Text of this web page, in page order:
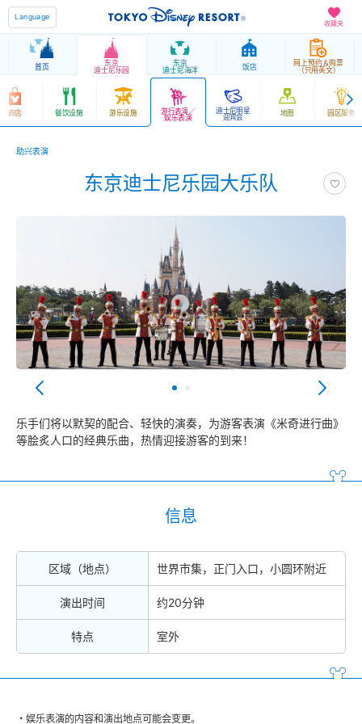
收藏夹
Language
首页 东京
迪士尼乐园
东京
迪士尼海洋 饭店 网上预约＆购票
（只用英文）
商店 餐饮设施 游乐设施 游行表演／
娱乐表演
迪士尼明星
迎宾会 地图 园区服务
助兴表演
东京迪士尼乐园大乐队
乐手们将以默契的配合、轻快的演奏，为游客表演《米奇进行曲》
等脍炙人口的经典乐曲，热情迎接游客的到来！
信息
区域（地点） 世界市集，正门入口，小圆环附近
演出时间 约20分钟
特点 室外
娱乐表演的内容和演出地点可能会变更。